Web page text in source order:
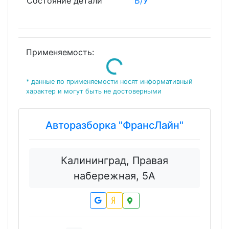
Применяемость:
Loading...
* данные по применяемости носят информативный
характер и могут быть не достоверными
Авторазборка "ФрансЛайн"
Калининград, Правая
набережная, 5А